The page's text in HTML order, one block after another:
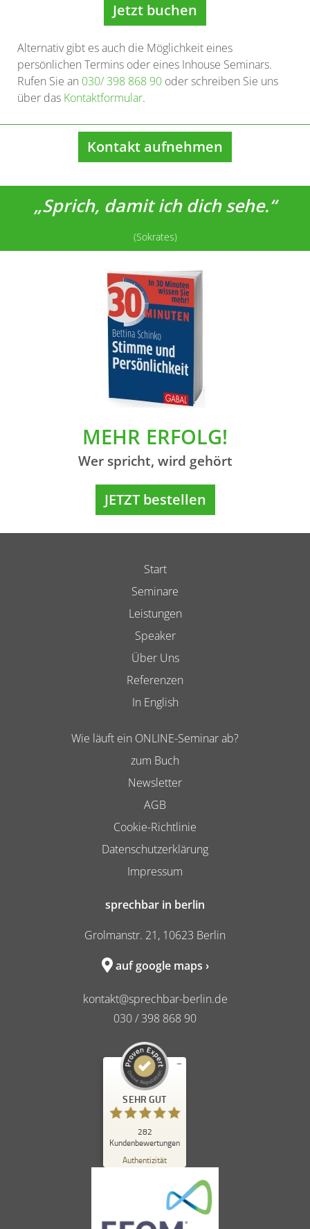
Jetzt buchen
Alternativ gibt es auch die Möglichkeit eines
persönlichen Termins oder eines Inhouse Seminars.
Rufen Sie an 030/ 398 868 90 oder schreiben Sie uns
über das Kontaktformular.
Kontakt aufnehmen
„Sprich, damit ich dich sehe.“
(Sokrates)
MEHR ERFOLG!
Wer spricht, wird gehört
JETZT bestellen
Start
Seminare
Leistungen
Speaker
Über Uns
Referenzen
In English
Wie läuft ein ONLINE-Seminar ab?
zum Buch
Newsletter
AGB
Cookie-Richtlinie
Datenschutzerklärung
Impressum
sprechbar in berlin
Grolmanstr. 21, 10623 Berlin
auf google maps ›
kontakt@sprechbar-berlin.de
030 / 398 868 90
SEHR GUT
282
Kundenbewertungen
Authentizität
Kundenbewertungen und Erfahrungen zu
sprechbar in berlin
Empfehlungen auf
ProvenExpert.com
4,84
/
262
Bewertungen auf
ProvenExpert.com
anderen Quelle